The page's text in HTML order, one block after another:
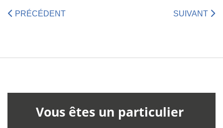
PRÉCÉDENT SUIVANT
Vous êtes un particulier